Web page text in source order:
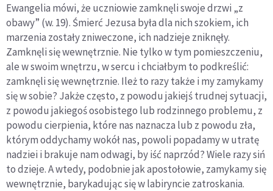
Ewangelia mówi, że uczniowie zamknęli swoje drzwi „z
obawy” (w. 19). Śmierć Jezusa była dla nich szokiem, ich
marzenia zostały zniweczone, ich nadzieje zniknęły.
Zamknęli się wewnętrznie. Nie tylko w tym pomieszczeniu,
ale w swoim wnętrzu, w sercu i chciałbym to podkreślić:
zamknęli się wewnętrznie. Ileż to razy także i my zamykamy
się w sobie? Jakże często, z powodu jakiejś trudnej sytuacji,
z powodu jakiegoś osobistego lub rodzinnego problemu, z
powodu cierpienia, które nas naznacza lub z powodu zła,
którym oddychamy wokół nas, powoli popadamy w utratę
nadziei i brakuje nam odwagi, by iść naprzód? Wiele razy siń
to dzieje. A wtedy, podobnie jak apostołowie, zamykamy się
wewnętrznie, barykadując się w labiryncie zatroskania.